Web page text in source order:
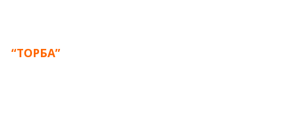
“ТОРБА”